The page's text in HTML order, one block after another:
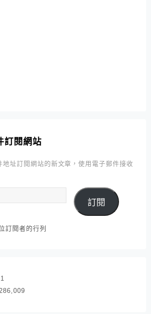
訂閱網站
地址訂閱網站的新文章，使用電子郵件接收
訂閱
訂閱者的行列